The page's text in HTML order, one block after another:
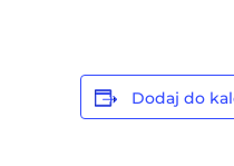
Dodaj do